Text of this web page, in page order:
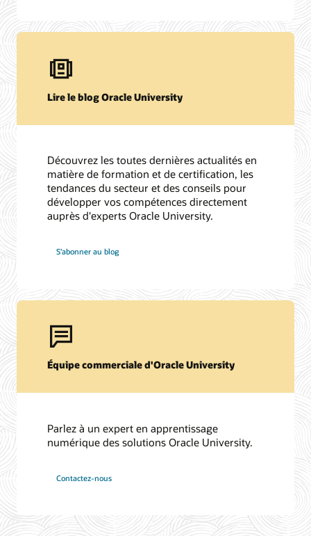
Lire le blog Oracle University
Découvrez les toutes dernières actualités en
matière de formation et de certification, les
tendances du secteur et des conseils pour
développer vos compétences directement
auprès d'experts Oracle University.
S’abonner au blog
Équipe commerciale d'Oracle University
Parlez à un expert en apprentissage
numérique des solutions Oracle University.
Contactez-nous